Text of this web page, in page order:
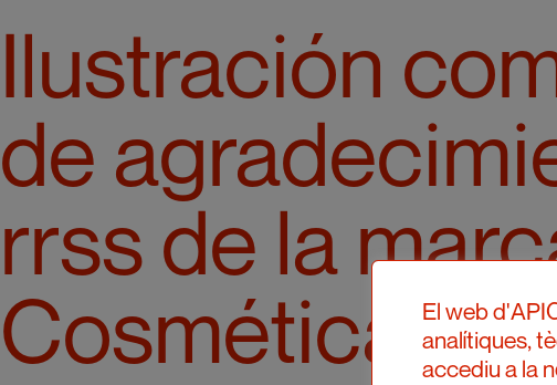
Ilustración
de
rrss de la
Cosmética
El web
analítiques,
accediu a la